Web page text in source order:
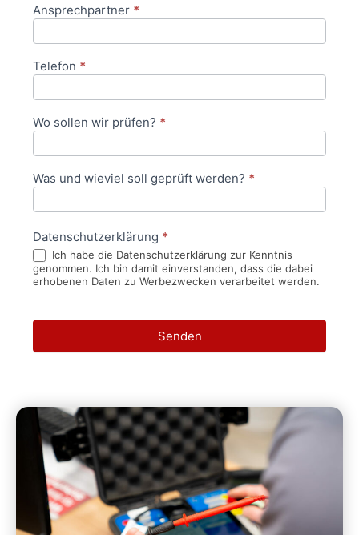
Ansprechpartner *
Telefon *
Wo sollen wir prüfen? *
Was und wieviel soll geprüft werden? *
Datenschutzerklärung *
Ich habe die Datenschutzerklärung zur Kenntnis
genommen. Ich bin damit einverstanden, dass die dabei
erhobenen Daten zu Werbezwecken verarbeitet werden.
Senden